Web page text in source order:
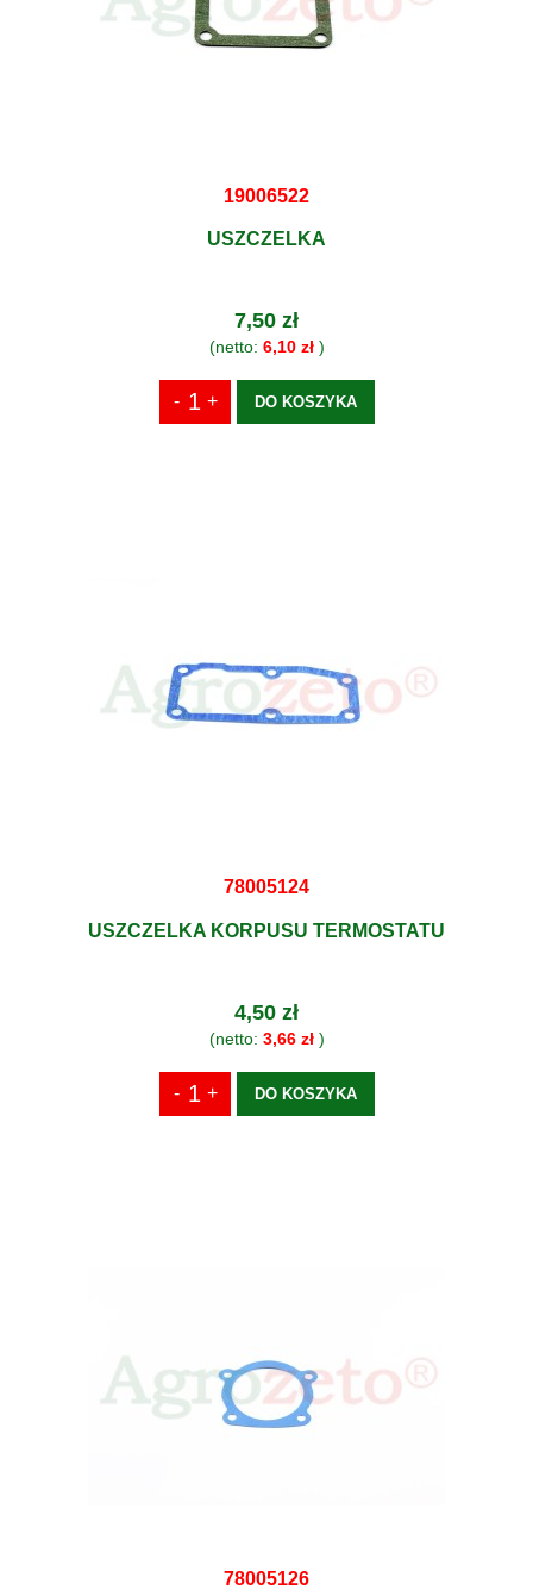
19006522
USZCZELKA
7,50 zł
(netto: 6,10 zł)
DO KOSZYKA
78005124
USZCZELKA KORPUSU TERMOSTATU
4,50 zł
(netto: 3,66 zł)
DO KOSZYKA
78005126